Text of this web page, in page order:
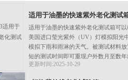
适用于油墨的快速紫外老化测试
适用于油墨的快速紫外老化测试箱可
美国进口莹光紫外（UV）灯模拟阳光
模拟下雨和雨淋的天气。被测试材料
短的测试时间即可重现户外数月至数年
更新时间:2025-10-29